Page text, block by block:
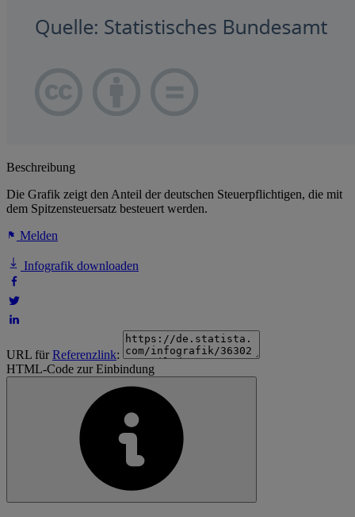
Beschreibung
Die Grafik zeigt den Anteil der deutschen Steuerpflichtigen, die mit
dem Spitzensteuersatz besteuert werden.
Melden
Infografik downloaden
URL fürReferenzlink:
HTML-Code zur Einbindung